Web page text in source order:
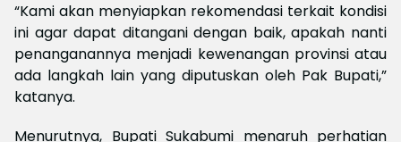
“Kami akan menyiapkan rekomendasi terkait kondisi
ini agar dapat ditangani dengan baik, apakah nanti
penanganannya menjadi kewenangan provinsi atau
ada langkah lain yang diputuskan oleh Pak Bupati,”
katanya.
Menurutnya, Bupati Sukabumi menaruh perhatian